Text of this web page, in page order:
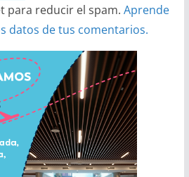
para reducir el spam. Aprende
datos de tus comentarios.